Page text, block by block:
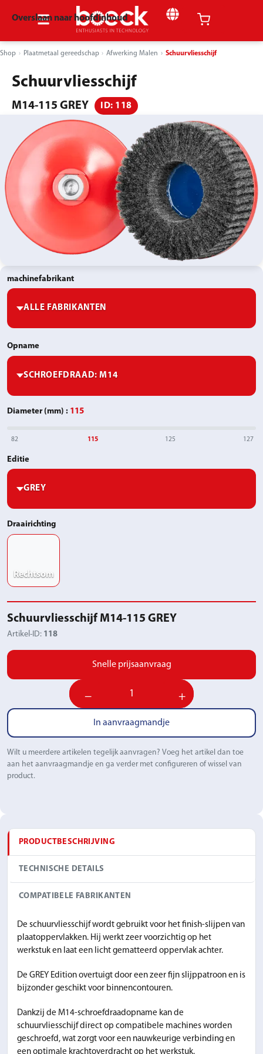
Overslaan naar hoofdinhoud
Shop Plaatmetaal gereedschap Afwerking Malen Schuurvliesschijf
Schuurvliesschijf
M14-115 GREY ID: 118
PRODUCTBESCHRIJVING
TECHNISCHE DETAILS
COMPATIBELE FABRIKANTEN
De schuurvliesschijf wordt gebruikt voor het finish-slijpen van
plaatoppervlakken. Hij werkt zeer voorzichtig op het
werkstuk en laat een licht gematteerd oppervlak achter.
De GREY Edition overtuigt door een zeer fijn slijppatroon en is
bijzonder geschikt voor binnencontouren.
Dankzij de M14-schroefdraadopname kan de
schuurvliesschijf direct op compatibele machines worden
geschroefd, wat zorgt voor een nauwkeurige verbinding en
een optimale krachtoverdracht op het werkstuk.
machinefabrikant
Opname
SCHROEFDRAAD
Diameter (mm) : 115
82 115 125 127
Editie
Draairichting
Rechtsom
Schuurvliesschijf M14-115 GREY
Artikel-ID: 118
Snelle prijsaanvraag
− +
In aanvraagmandje
Wilt u meerdere artikelen tegelijk aanvragen? Voeg het artikel dan toe
aan het aanvraagmandje en ga verder met configureren of wissel van
product.